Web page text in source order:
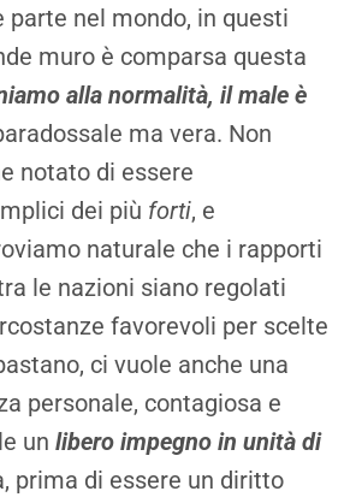
parte nel mondo, in questi
muro è comparsa questa
alla normalità, il male è
ma vera. Non
notato di essere
dei più forti, e
naturale che i rapporti
le nazioni siano regolati
favorevoli per scelte
ci vuole anche una
personale, contagiosa e
un libero impegno in unità di
prima di essere un diritto